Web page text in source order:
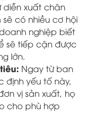
diễn xuất chân
có nhiều cơ hội
nghiệp biết
sẽ tiếp cận được
lớn.
Ngay từ ban
định yếu tố này,
vị sản xuất, họ
cho phù hợp